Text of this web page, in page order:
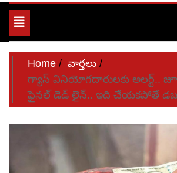
Toggle
navigation
Home
వార్తలు
గ్యాస్ వినియోగదారులకు అలర్ట్..
ఫైనల్ డెడ్ లైన్.. ఇది చేయకపోతే